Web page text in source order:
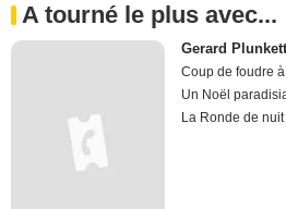
A tourné le plus avec...
Gerard
Coup de foudre
Un Noël
La Ronde de nuit